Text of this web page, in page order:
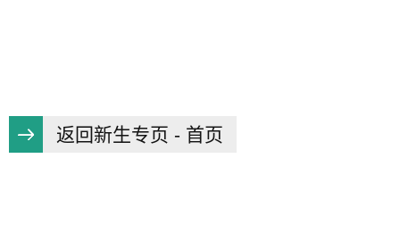
返回新生专页 - 首页